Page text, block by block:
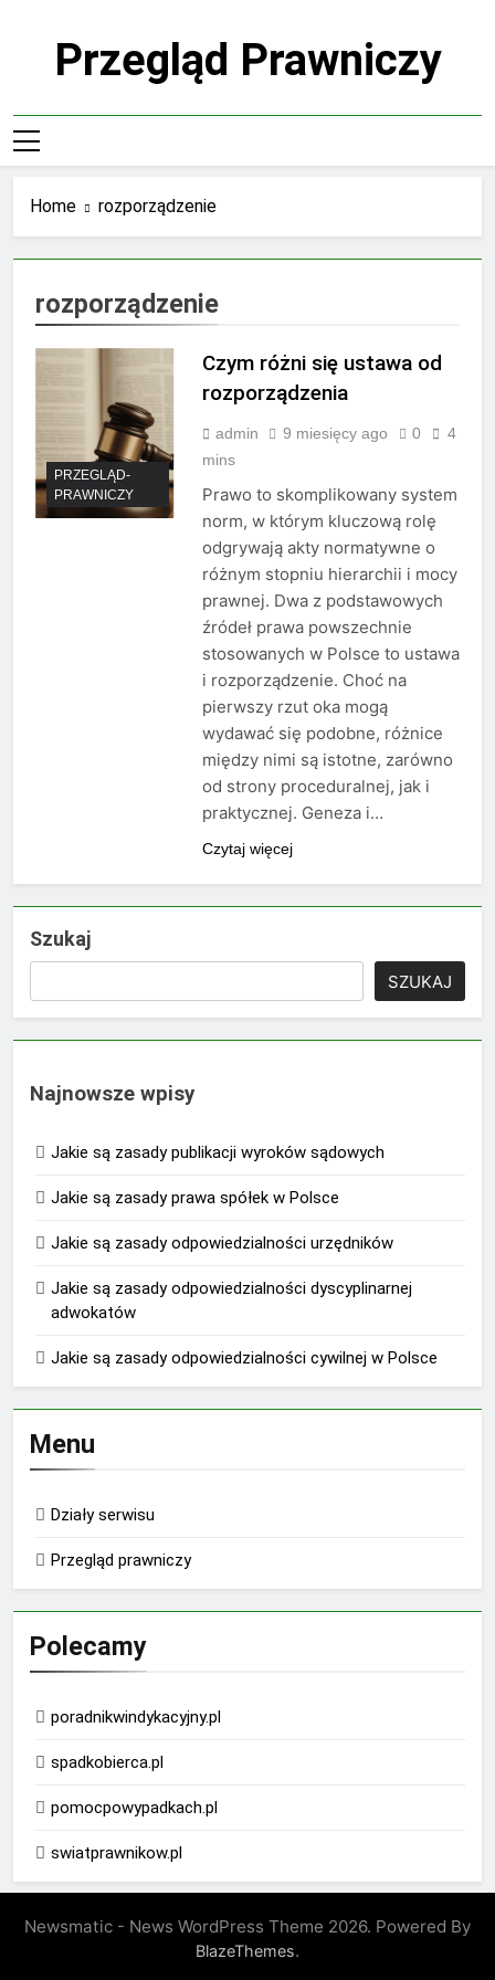
Przegląd Prawniczy
Home rozporządzenie
rozporządzenie
PRZEGLĄD-
PRAWNICZY
Czym różni się ustawa od
rozporządzenia
admin 9 miesięcy ago 0
4
mins
Prawo to skomplikowany system
norm, w którym kluczową rolę
odgrywają akty normatywne o
różnym stopniu hierarchii i mocy
prawnej. Dwa z podstawowych
źródeł prawa powszechnie
stosowanych w Polsce to ustawa
i rozporządzenie. Choć na
pierwszy rzut oka mogą
wydawać się podobne, różnice
między nimi są istotne, zarówno
od strony proceduralnej, jak i
praktycznej. Geneza i…
Czytaj więcej
Szukaj
SZUKAJ
Najnowsze wpisy
Jakie są zasady publikacji wyroków sądowych
Jakie są zasady prawa spółek w Polsce
Jakie są zasady odpowiedzialności urzędników
Jakie są zasady odpowiedzialności dyscyplinarnej
adwokatów
Jakie są zasady odpowiedzialności cywilnej w Polsce
Menu
Działy serwisu
Przegląd prawniczy
Polecamy
poradnikwindykacyjny.pl
spadkobierca.pl
pomocpowypadkach.pl
swiatprawnikow.pl
Newsmatic - News WordPress Theme 2026. Powered By
BlazeThemes.